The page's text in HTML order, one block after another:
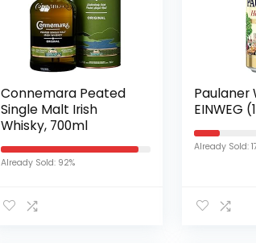
Connemara Peated
Single Malt Irish
Whisky, 700ml
Already Sold: 92%
Paulaner
EINWEG
Already Sold: